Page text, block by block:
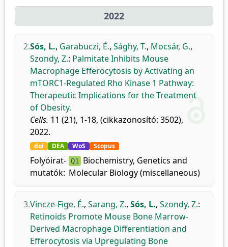
2022
2.Sós, L., Garabuczi, É., Sághy, T., Mocsár, G.,
Szondy, Z.: Palmitate Inhibits Mouse
Macrophage Efferocytosis by Activating an
mTORC1-Regulated Rho Kinase 1 Pathway:
Therapeutic Implications for the Treatment
of Obesity.
Cells. 11 (21), 1-18, (cikkazonosító: 3502),
2022.
doi DEA WoS Scopus
Folyóirat-
mutatók:
Q1 Biochemistry, Genetics and
Molecular Biology (miscellaneous)
3.Vincze-Fige, É., Sarang, Z., Sós, L., Szondy, Z.:
Retinoids Promote Mouse Bone Marrow-
Derived Macrophage Differentiation and
Efferocytosis via Upregulating Bone